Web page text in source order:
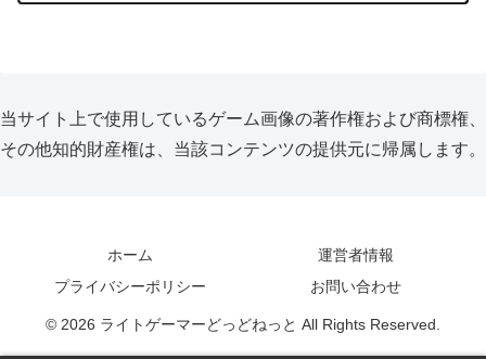
当サイト上で使用しているゲーム画像の著作権および商標権、
その他知的財産権は、当該コンテンツの提供元に帰属します。
ホーム
運営者情報
プライバシーポリシー
お問い合わせ
© 2026 ライトゲーマーどっどねっと All Rights Reserved.